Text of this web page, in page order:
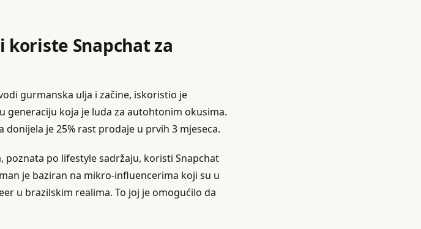
koriste Snapchat za
gurmanska ulja i začine, iskoristio je
generaciju koja je luda za autohtonim okusima.
je 25% rast prodaje u prvih 3 mjeseca.
poznata po lifestyle sadržaju, koristi Snapchat
je baziran na mikro-influencerima koji su u
u brazilskim realima. To joj je omogućilo da